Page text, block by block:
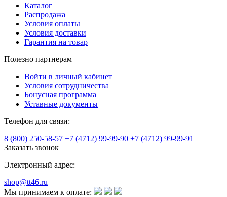
Каталог
Распродажа
Условия оплаты
Условия доставки
Гарантия на товар
Полезно партнерам
Войти в личный кабинет
Условия сотрудничества
Бонусная программа
Уставные документы
Телефон для связи:
8 (800) 250-58-57 +7 (4712) 99-99-90 +7 (4712) 99-99-91
Заказать звонок
Электронный адрес:
shop@tt46.ru
Мы принимаем к оплате: